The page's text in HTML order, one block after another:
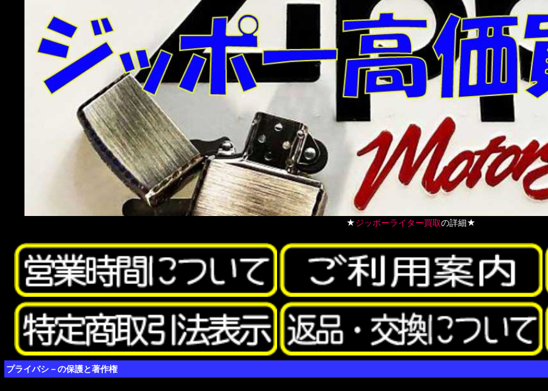
★ジッポーライター買取の詳細★
プライバシ－の保護と著作権